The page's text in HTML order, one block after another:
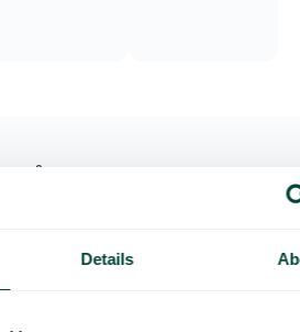
Details
frågor och svar